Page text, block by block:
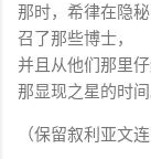
那时，希律在隐秘
召了那些博士，
并且从他们那里仔
那显现之星的时间
（保留叙利亚文